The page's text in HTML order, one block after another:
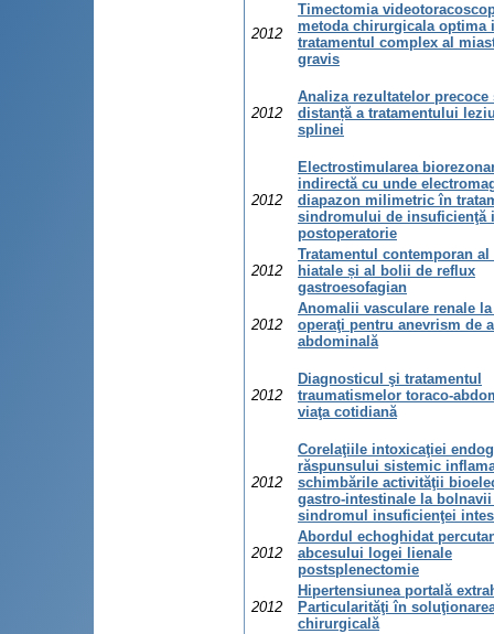
2012
Timectomia
metoda chirurgicala optima
tratamentul complex al
gravis
2012
Analiza rezultatelor precoce
distanță a tratamentului
splinei
2012
Electrostimularea
indirectă cu unde
diapazon milimetric în
sindromului de insuficienţă
postoperatorie
2012
Tratamentul contemporan
hiatale și al bolii de reflux
gastroesofagian
2012
Anomalii vasculare renale
operaţi pentru anevrism de
abdominală
2012
Diagnosticul şi tratamentul
traumatismelor toraco-
viaţa cotidiană
2012
Corelaţiile intoxicaţiei
răspunsului sistemic
schimbările activităţii
gastro-intestinale la
sindromul insuficienţei
2012
Abordul echoghidat
abcesului logei lienale
postsplenectomie
2012
Hipertensiunea portală
Particularităţi în
chirurgicală